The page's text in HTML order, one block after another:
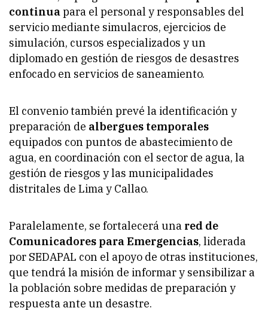
continuapara el personal y responsables del
servicio mediante simulacros, ejercicios de
simulación, cursos especializados y un
diplomado en gestión de riesgos de desastres
enfocado en servicios de saneamiento.
El convenio también prevé la identificación y
preparación de albergues temporales
equipados con puntos de abastecimiento de
agua, en coordinación con el sector de agua, la
gestión de riesgos y las municipalidades
distritales de Lima y Callao.
Paralelamente, se fortalecerá una red de
Comunicadores para Emergencias, liderada
por SEDAPAL con el apoyo de otras instituciones,
que tendrá la misión de informar y sensibilizar a
la población sobre medidas de preparación y
respuesta ante un desastre.